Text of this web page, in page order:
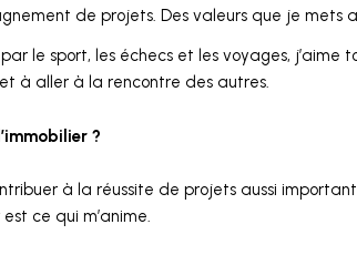
de projets. Des valeurs que je mets
par le sport, les échecs et les voyages,
à aller à la rencontre des autres.
?
à la réussite de projets aussi
ce qui m’anime.